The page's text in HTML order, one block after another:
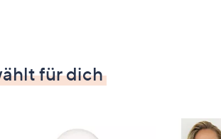
für dich